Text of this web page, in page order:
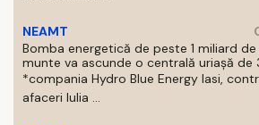
NEAMT
Bomba energetică de peste 1 miliard de
munte va ascunde o centrală uriașă de
*compania Hydro Blue Energy Iasi,
afaceri Iulia ...